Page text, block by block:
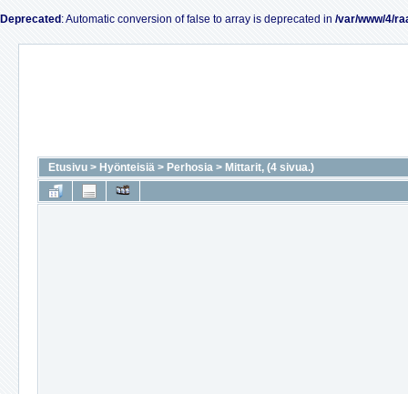
Deprecated : Automatic conversion of false to array is deprecated in /var/www/4/
Etusivu > Hyönteisiä > Perhosia > Mittarit, (4 sivua.)